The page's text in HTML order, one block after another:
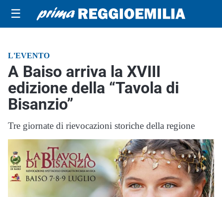
☰
L'EVENTO
A Baiso arriva la XVIII
edizione della “Tavola di
Bisanzio”
Tre giornate di rievocazioni storiche della regione